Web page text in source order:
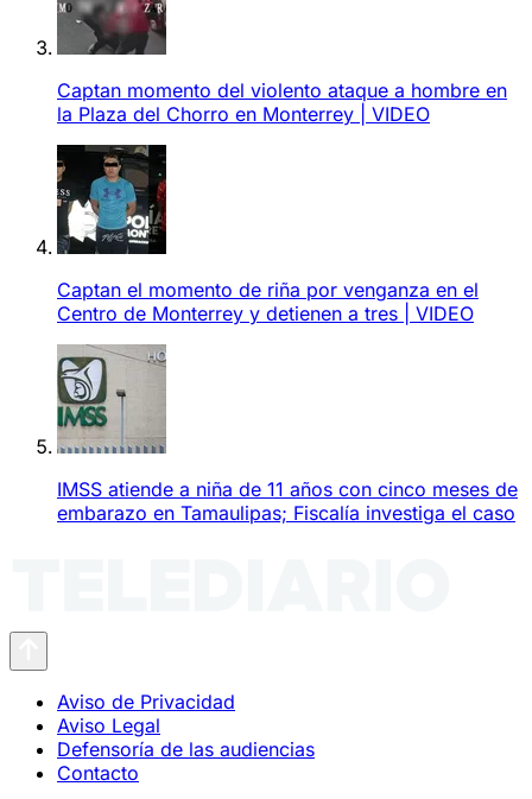
Captan momento del violento ataque a hombre en
la Plaza del Chorro en Monterrey | VIDEO
Captan el momento de riña por venganza en el
Centro de Monterrey y detienen a tres | VIDEO
IMSS atiende a niña de 11 años con cinco meses de
embarazo en Tamaulipas; Fiscalía investiga el caso
Aviso de Privacidad
Aviso Legal
Defensoría de las audiencias
Contacto